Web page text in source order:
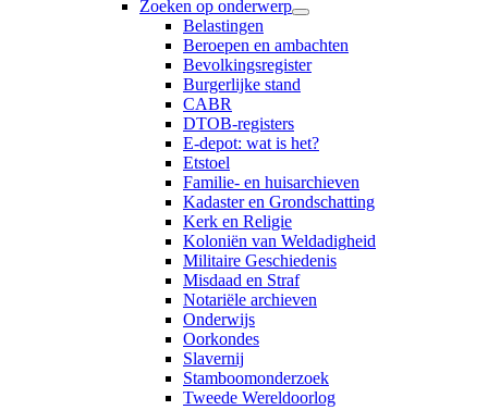
Zoeken op onderwerp
Belastingen
Beroepen en ambachten
Bevolkingsregister
Burgerlijke stand
CABR
DTOB-registers
E-depot: wat is het?
Etstoel
Familie- en huisarchieven
Kadaster en Grondschatting
Kerk en Religie
Koloniën van Weldadigheid
Militaire Geschiedenis
Misdaad en Straf
Notariële archieven
Onderwijs
Oorkondes
Slavernij
Stamboomonderzoek
Tweede Wereldoorlog